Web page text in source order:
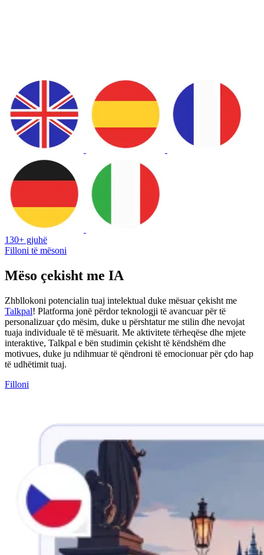
130+ gjuhë
Filloni të mësoni
Mëso çekisht me IA
Zhbllokoni potencialin tuaj intelektual duke mësuar çekisht me
Talkpal! Platforma jonë përdor teknologji të avancuar për të
personalizuar çdo mësim, duke u përshtatur me stilin dhe nevojat
tuaja individuale të të mësuarit. Me aktivitete tërheqëse dhe mjete
interaktive, Talkpal e bën studimin çekisht të këndshëm dhe
motivues, duke ju ndihmuar të qëndroni të emocionuar për çdo hap
të udhëtimit tuaj.
Filloni